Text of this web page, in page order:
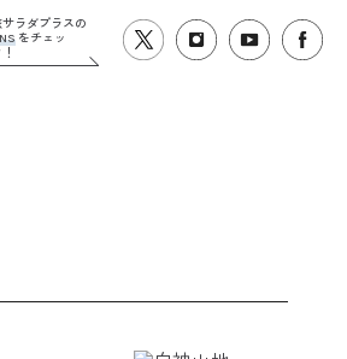
サラダプラスの
をチェッ